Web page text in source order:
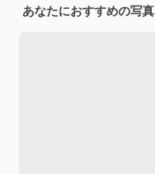
あなたにおすすめの写真